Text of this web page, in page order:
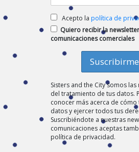
Acepto la política de
Quiero recibir la
comunicaciones comerciales
Sisters and the City somos
del tratamiento de tus datos.
conocer más acerca de
datos y ejercer todos tus
Suscribiéndote a nuestras
comunicaciones aceptas
política de privacidad.